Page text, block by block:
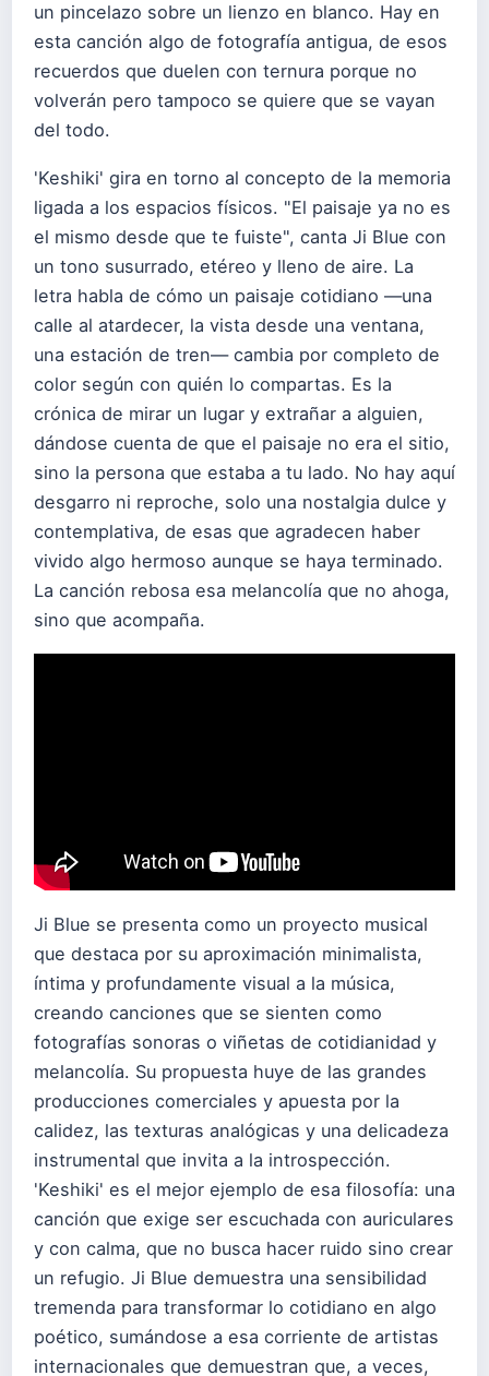
un pincelazo sobre un lienzo en blanco. Hay en
esta canción algo de fotografía antigua, de esos
recuerdos que duelen con ternura porque no
volverán pero tampoco se quiere que se vayan
del todo.
'Keshiki' gira en torno al concepto de la memoria
ligada a los espacios físicos. "El paisaje ya no es
el mismo desde que te fuiste", canta Ji Blue con
un tono susurrado, etéreo y lleno de aire. La
letra habla de cómo un paisaje cotidiano —una
calle al atardecer, la vista desde una ventana,
una estación de tren— cambia por completo de
color según con quién lo compartas. Es la
crónica de mirar un lugar y extrañar a alguien,
dándose cuenta de que el paisaje no era el sitio,
sino la persona que estaba a tu lado. No hay aquí
desgarro ni reproche, solo una nostalgia dulce y
contemplativa, de esas que agradecen haber
vivido algo hermoso aunque se haya terminado.
La canción rebosa esa melancolía que no ahoga,
sino que acompaña.
Ji Blue se presenta como un proyecto musical
que destaca por su aproximación minimalista,
íntima y profundamente visual a la música,
creando canciones que se sienten como
fotografías sonoras o viñetas de cotidianidad y
melancolía. Su propuesta huye de las grandes
producciones comerciales y apuesta por la
calidez, las texturas analógicas y una delicadeza
instrumental que invita a la introspección.
'Keshiki' es el mejor ejemplo de esa filosofía: una
canción que exige ser escuchada con auriculares
y con calma, que no busca hacer ruido sino crear
un refugio. Ji Blue demuestra una sensibilidad
tremenda para transformar lo cotidiano en algo
poético, sumándose a esa corriente de artistas
internacionales que demuestran que, a veces,